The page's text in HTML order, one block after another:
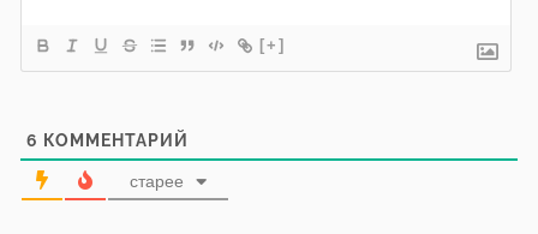
[+]
6 КОММЕНТАРИЙ
старее